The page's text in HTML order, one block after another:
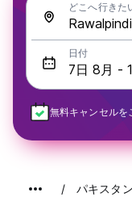
どこへ行きた
日付
無料キャンセルを
パキスタ